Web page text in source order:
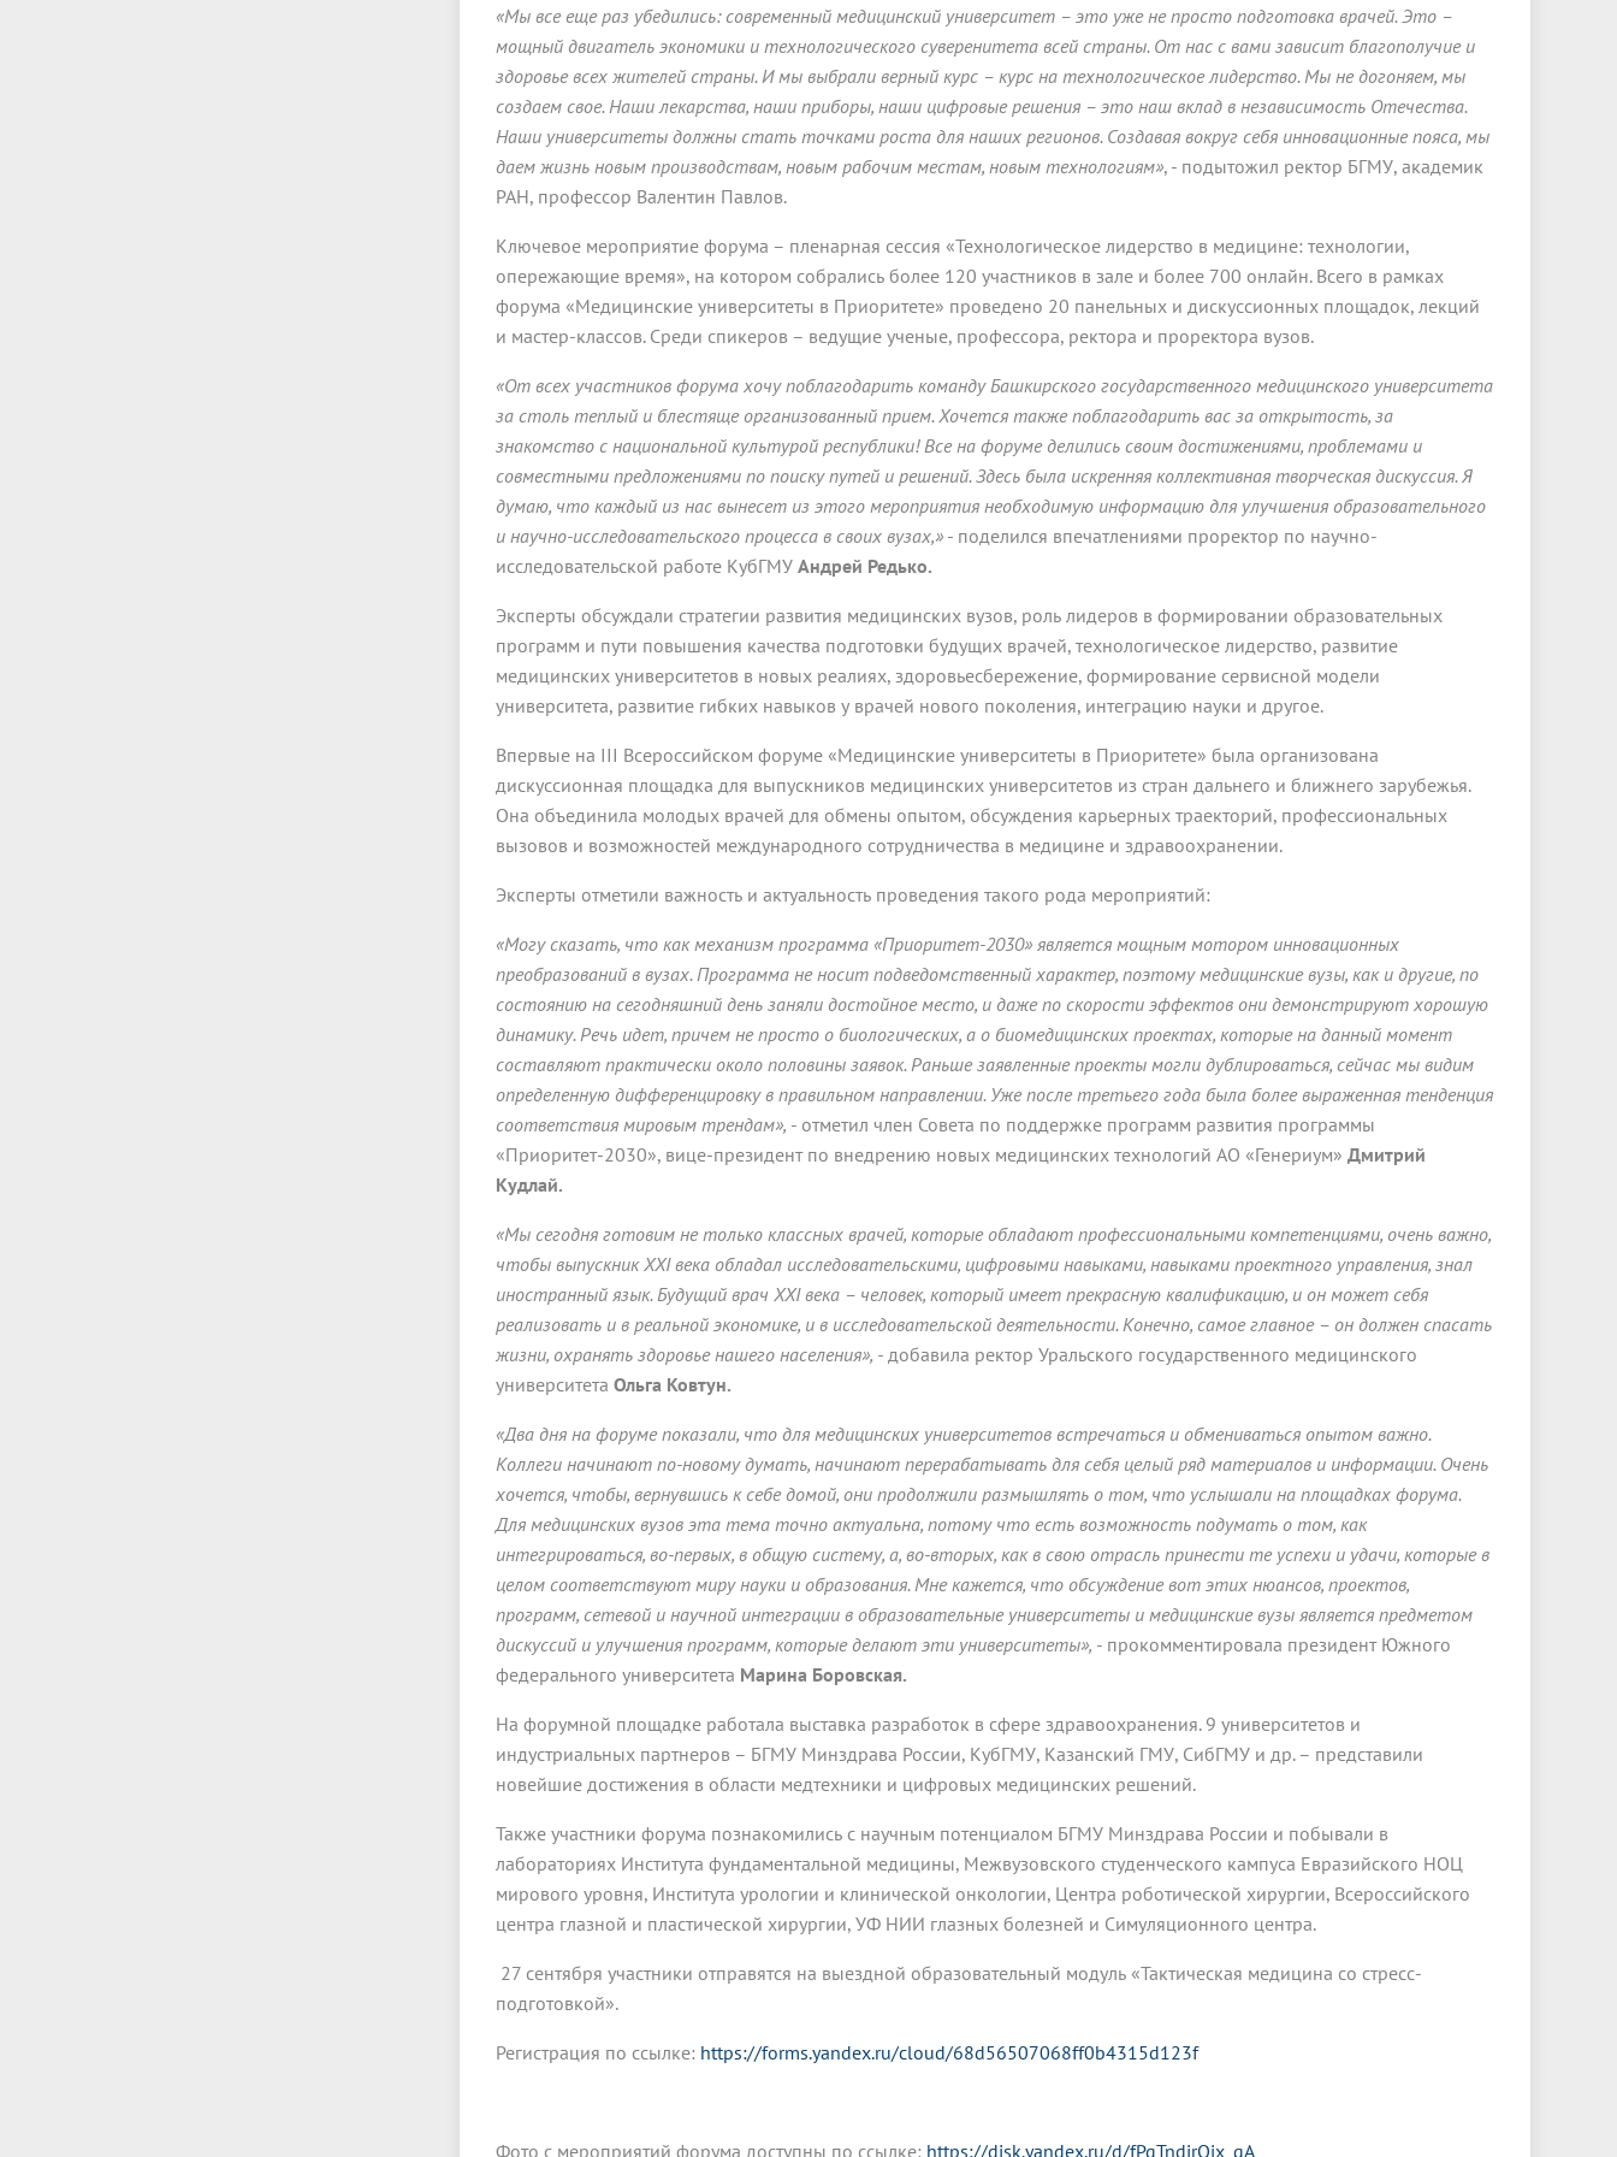
«Мы все еще раз убедились: современный медицинский университет – это уже не просто подготовка врачей. Это –
мощный двигатель экономики и технологического суверенитета всей страны. От нас с вами зависит благополучие и
здоровье всех жителей страны. И мы выбрали верный курс – курс на технологическое лидерство. Мы не догоняем, мы
создаем свое. Наши лекарства, наши приборы, наши цифровые решения – это наш вклад в независимость Отечества.
Наши университеты должны стать точками роста для наших регионов. Создавая вокруг себя инновационные пояса, мы
даем жизнь новым производствам, новым рабочим местам, новым технологиям», - подытожил ректор БГМУ, академик
РАН, профессор Валентин Павлов.
Ключевое мероприятие форума – пленарная сессия «Технологическое лидерство в медицине: технологии,
опережающие время», на котором собрались более 120 участников в зале и более 700 онлайн. Всего в рамках
форума «Медицинские университеты в Приоритете» проведено 20 панельных и дискуссионных площадок, лекций
и мастер-классов. Среди спикеров – ведущие ученые, профессора, ректора и проректора вузов.
«От всех участников форума хочу поблагодарить команду Башкирского государственного медицинского университета
за столь теплый и блестяще организованный прием. Хочется также поблагодарить вас за открытость, за
знакомство с национальной культурой республики! Все на форуме делились своим достижениями, проблемами и
совместными предложениями по поиску путей и решений. Здесь была искренняя коллективная творческая дискуссия. Я
думаю, что каждый из нас вынесет из этого мероприятия необходимую информацию для улучшения образовательного
и научно-исследовательского процесса в своих вузах,» - поделился впечатлениями проректор по научно-
исследовательской работе КубГМУ Андрей Редько.
Эксперты обсуждали стратегии развития медицинских вузов, роль лидеров в формировании образовательных
программ и пути повышения качества подготовки будущих врачей, технологическое лидерство, развитие
медицинских университетов в новых реалиях, здоровьесбережение, формирование сервисной модели
университета, развитие гибких навыков у врачей нового поколения, интеграцию науки и другое.
Впервые на III Всероссийском форуме «Медицинские университеты в Приоритете» была организована
дискуссионная площадка для выпускников медицинских университетов из стран дальнего и ближнего зарубежья.
Она объединила молодых врачей для обмены опытом, обсуждения карьерных траекторий, профессиональных
вызовов и возможностей международного сотрудничества в медицине и здравоохранении.
Эксперты отметили важность и актуальность проведения такого рода мероприятий:
«Могу сказать, что как механизм программа «Приоритет-2030» является мощным мотором инновационных
преобразований в вузах. Программа не носит подведомственный характер, поэтому медицинские вузы, как и другие, по
состоянию на сегодняшний день заняли достойное место, и даже по скорости эффектов они демонстрируют хорошую
динамику. Речь идет, причем не просто о биологических, а о биомедицинских проектах, которые на данный момент
составляют практически около половины заявок. Раньше заявленные проекты могли дублироваться, сейчас мы видим
определенную дифференцировку в правильном направлении. Уже после третьего года была более выраженная тенденция
соответствия мировым трендам», - отметил член Совета по поддержке программ развития программы
«Приоритет-2030», вице-президент по внедрению новых медицинских технологий АО «Генериум» Дмитрий
Кудлай.
«Мы сегодня готовим не только классных врачей, которые обладают профессиональными компетенциями, очень важно,
чтобы выпускник XXI века обладал исследовательскими, цифровыми навыками, навыками проектного управления, знал
иностранный язык. Будущий врач XXI века – человек, который имеет прекрасную квалификацию, и он может себя
реализовать и в реальной экономике, и в исследовательской деятельности. Конечно, самое главное – он должен спасать
жизни, охранять здоровье нашего населения», - добавила ректор Уральского государственного медицинского
университета Ольга Ковтун.
«Два дня на форуме показали, что для медицинских университетов встречаться и обмениваться опытом важно.
Коллеги начинают по-новому думать, начинают перерабатывать для себя целый ряд материалов и информации. Очень
хочется, чтобы, вернувшись к себе домой, они продолжили размышлять о том, что услышали на площадках форума.
Для медицинских вузов эта тема точно актуальна, потому что есть возможность подумать о том, как
интегрироваться, во-первых, в общую систему, а, во-вторых, как в свою отрасль принести те успехи и удачи, которые в
целом соответствуют миру науки и образования. Мне кажется, что обсуждение вот этих нюансов, проектов,
программ, сетевой и научной интеграции в образовательные университеты и медицинские вузы является предметом
дискуссий и улучшения программ, которые делают эти университеты», - прокомментировала президент Южного
федерального университета Марина Боровская.
На форумной площадке работала выставка разработок в сфере здравоохранения. 9 университетов и
индустриальных партнеров – БГМУ Минздрава России, КубГМУ, Казанский ГМУ, СибГМУ и др. – представили
новейшие достижения в области медтехники и цифровых медицинских решений.
Также участники форума познакомились с научным потенциалом БГМУ Минздрава России и побывали в
лабораториях Института фундаментальной медицины, Межвузовского студенческого кампуса Евразийского НОЦ
мирового уровня, Института урологии и клинической онкологии, Центра роботической хирургии, Всероссийского
центра глазной и пластической хирургии, УФ НИИ глазных болезней и Симуляционного центра.
27 сентября участники отправятся на выездной образовательный модуль «Тактическая медицина со стресс-
подготовкой».
Регистрация по ссылке: https://forms.yandex.ru/cloud/68d56507068ff0b4315d123f
Фото с мероприятий форума доступны по ссылке: https://disk.yandex.ru/d/fPgTndirQjx_qA